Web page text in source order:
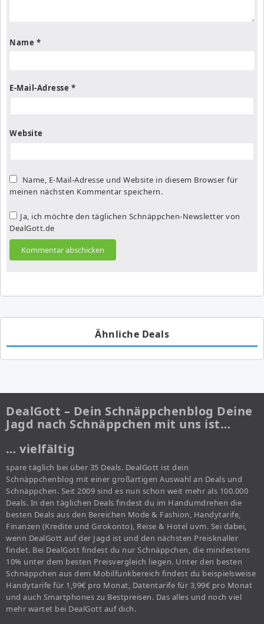
Name *
E-Mail-Adresse *
Website
Name, E-Mail-Adresse und Website in diesem Browser für
meinen nächsten Kommentar speichern.
Ja, ich möchte den täglichen Schnäppchen-Newsletter von
DealGott.de
Ähnliche Deals
DealGott – Dein Schnäppchenblog Deine
Jagd nach Schnäppchen mit uns ist…
… vielfältig
spare täglich bei über 35 Deals. DealGott ist dein
Schnäppchenblog mit einer großartigen Auswahl an Deals und
Schnäppchen. Seit 2009 sind es nun schon weit mehr als 100.000
Deals. In den täglichen Deals findest du im Handumdrehen die
besten Deals aus den Bereichen Mode & Fashion, Handytarife,
Finanzen (Kredite und Girokonto), Reise & Hotel uvm. Sei dabei,
wenn DealGott auf der Jagd ist und den nächsten Preisknaller
findet. Bei DealGott findest du nur Schnäppchen, die mindestens
10% unter dem besten Preisvergleich liegen. Unter den besten
Schnäppchen aus dem Mobilfunkbereich findest du beispielsweise
Handytarife für 1,99€ pro Monat, Datentarife für 3,99€ pro Monat
und auch Smartphones zu Bestpreisen. Das alles und noch viel
mehr wartet bei DealGott auf dich.